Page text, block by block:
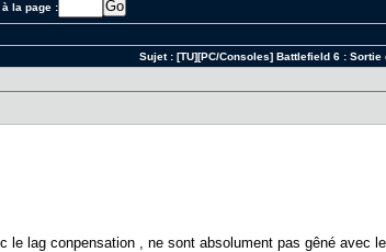
la page :
Sujet : [TU][PC/Consoles] Battlefield 6 :
le lag conpensation , ne sont absolument pas gêné avec